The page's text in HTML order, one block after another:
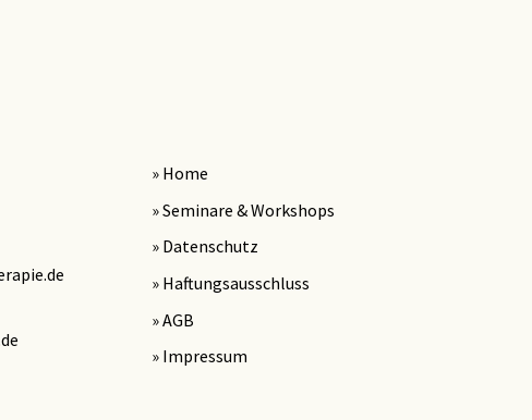
» Home
» Seminare & Workshops
» Datenschutz
» Haftungsausschluss
» AGB
» Impressum